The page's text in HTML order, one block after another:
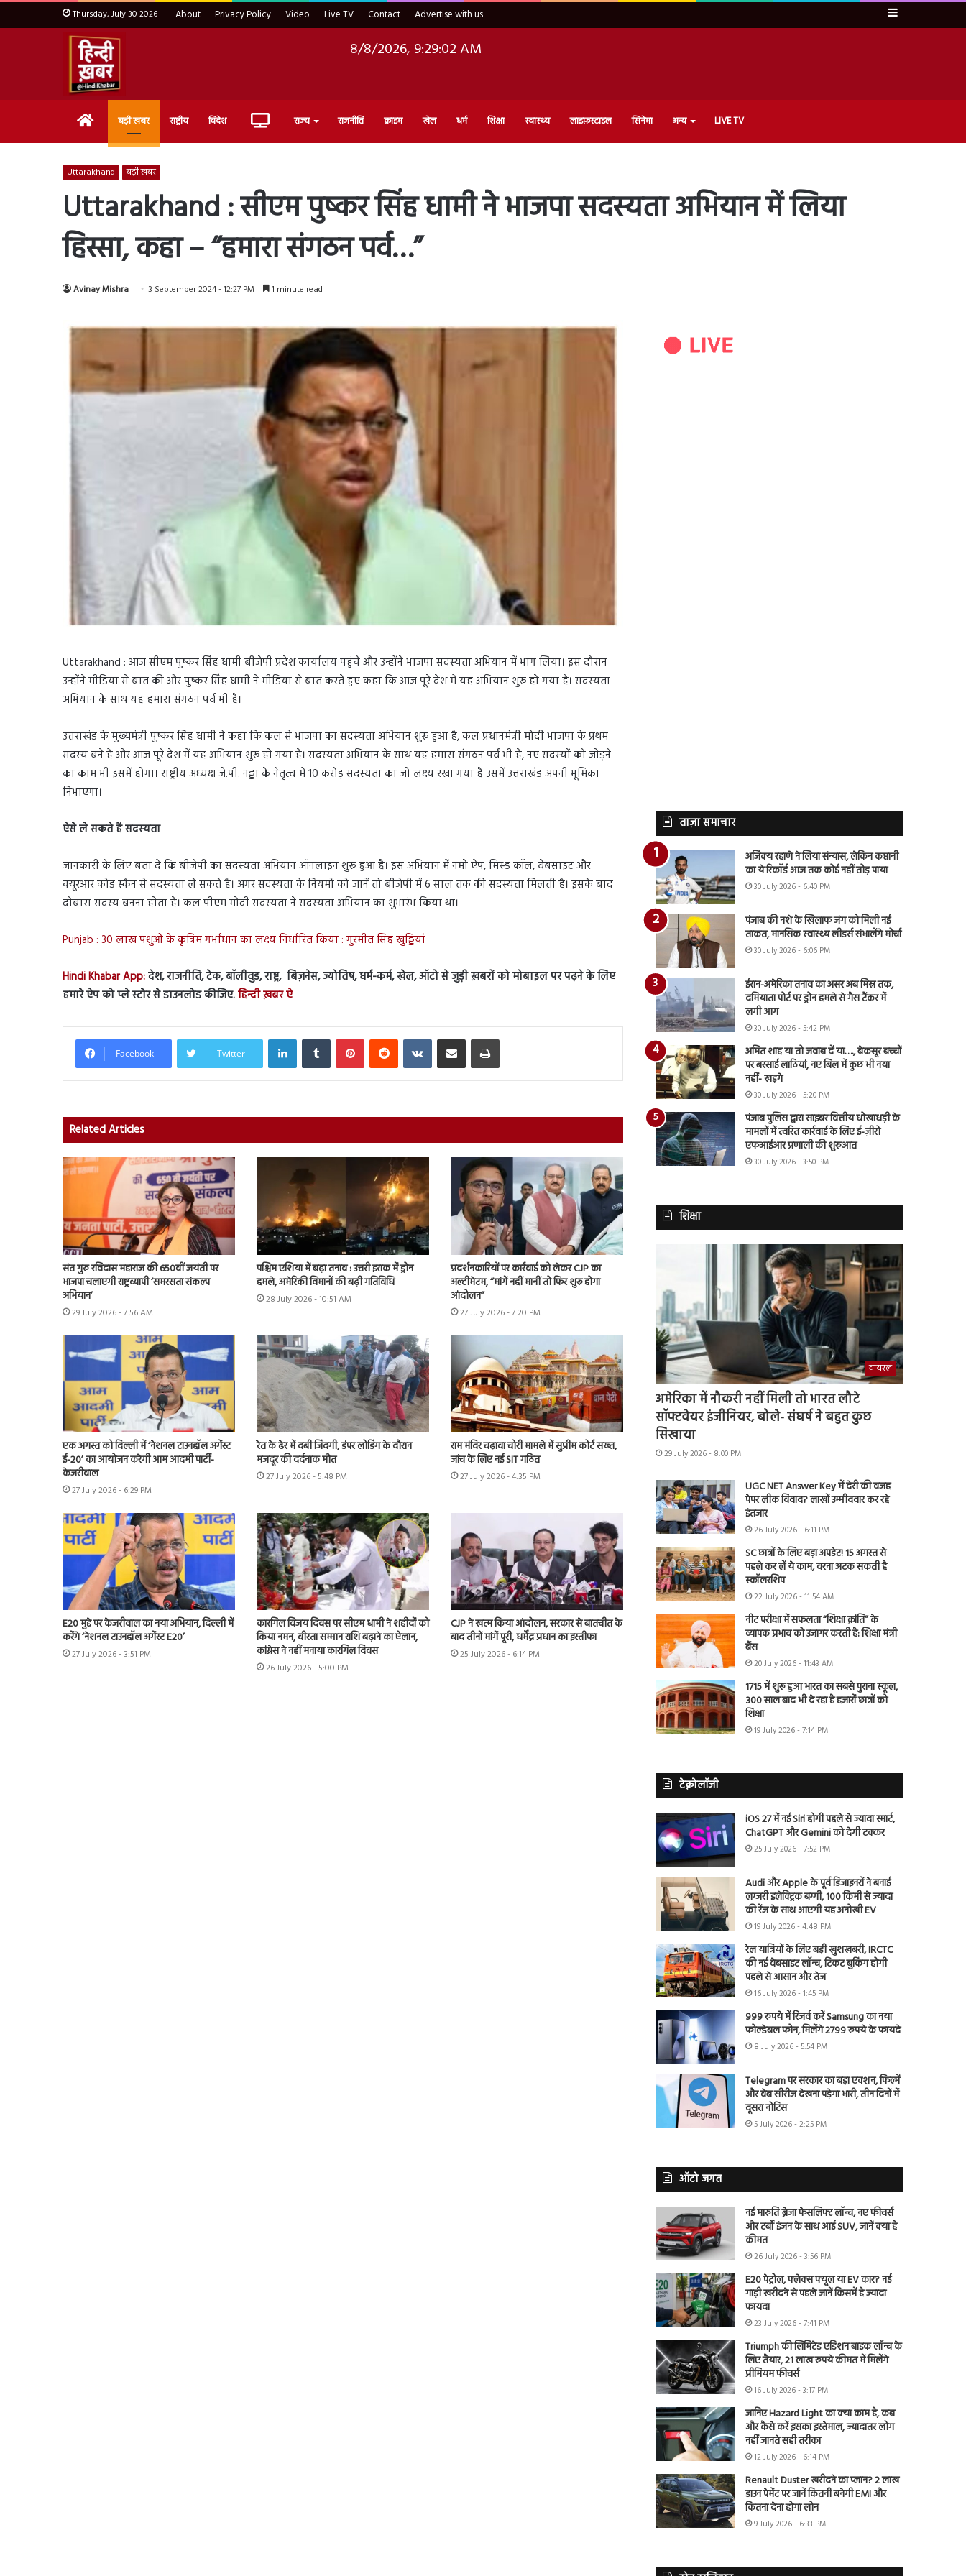
Thursday, July 30 2026 About Privacy Policy Video Live TV Contact Advertise with us Sidebar
8/8/2026, 9:29:04 AM
Home बड़ी ख़बर राष्ट्रीय विदेश Live राज्य राजनीति क्राइम खेल धर्म शिक्षा स्वास्थ्य लाइफ़स्टाइल सिनेमा अन्य LIVE TV
Uttarakhand बड़ी ख़बर
Uttarakhand : सीएम पुष्कर सिंह धामी ने भाजपा सदस्यता अभियान में लिया
हिस्सा, कहा – “हमारा संगठन पर्व…”
Avinay Mishra 3 September 2024 - 12:27 PM 1 minute read
Uttarakhand : आज सीएम पुष्कर सिंह धामी बीजेपी प्रदेश कार्यालय पहुंचे और उन्होंने भाजपा सदस्यता अभियान में भाग लिया। इस दौरान
उन्होंने मीडिया से बात की और पुष्कर सिंह धामी ने मीडिया से बात करते हुए कहा कि आज पूरे देश में यह अभियान शुरू हो गया है। सदस्यता
अभियान के साथ यह हमारा संगठन पर्व भी है।
उत्तराखंड के मुख्यमंत्री पुष्कर सिंह धामी ने कहा कि कल से भाजपा का सदस्यता अभियान शुरू हुआ है, कल प्रधानमंत्री मोदी भाजपा के प्रथम
सदस्य बने हैं और आज पूरे देश में यह अभियान शुरू हो गया है। सदस्यता अभियान के साथ यह हमारा संगठन पर्व भी है, नए सदस्यों को जोड़ने
का काम भी इसमें होगा। राष्ट्रीय अध्यक्ष जे.पी. नड्डा के नेतृत्व में 10 करोड़ सदस्यता का जो लक्ष्य रखा गया है उसमें उत्तराखंड अपनी भूमिका
निभाएगा।
ऐसे ले सकते हैं सदस्यता
जानकारी के लिए बता दें कि बीजेपी का सदस्यता अभियान ऑनलाइन शुरू हुआ है। इस अभियान में नमो ऐप, मिस्ड कॉल, वेबसाइट और
क्यूरआर कोड स्कैन से सदस्यता ले सकते हैं। अगर सदस्यता के नियमों को जानें तो बीजेपी में 6 साल तक की सदस्यता मिलती है। इसके बाद
दोबारा सदस्य बनना होता है। कल पीएम मोदी सदस्यता ने सदस्यता अभियान का शुभारंभ किया था।
Punjab : 30 लाख पशुओं के कृत्रिम गर्भाधान का लक्ष्य निर्धारित किया : गुरमीत सिंह खुड्डियां
Hindi Khabar App:देश, राजनीति, टेक, बॉलीवुड, राष्ट्र, बिज़नेस, ज्योतिष, धर्म-कर्म, खेल, ऑटो से जुड़ी ख़बरों को मोबाइल पर पढ़ने के लिए
हमारे ऐप को प्ले स्टोर से डाउनलोड कीजिए.हिन्दी ख़बर ऐ
Facebook Twitter
LinkedInTumblr PinterestReddit VKontakteShare via Email Print
Related Articles
संत गुरु रविदास महाराज की 650वीं जयंती पर
भाजपा चलाएगी राष्ट्रव्यापी ‘समरसता संकल्प
अभियान’
29 July 2026 - 7:56 AM
पश्चिम एशिया में बढ़ा तनाव : उत्तरी इराक में ड्रोन
हमले, अमेरिकी विमानों की बढ़ी गतिविधि
28 July 2026 - 10:51 AM
प्रदर्शनकारियों पर कार्रवाई को लेकर CJP का
अल्टीमेटम, “मांगें नहीं मानीं तो फिर शुरू होगा
आंदोलन”
27 July 2026 - 7:20 PM
एक अगस्त को दिल्ली में ‘नेशनल टाउनहॉल अगेंस्ट
ई-20’ का आयोजन करेगी आम आदमी पार्टी-
केजरीवाल
27 July 2026 - 6:29 PM
रेत के ढेर में दबी जिंदगी, डंपर लोडिंग के दौरान
मजदूर की दर्दनाक मौत
27 July 2026 - 5:48 PM
राम मंदिर चढ़ावा चोरी मामले में सुप्रीम कोर्ट सख्त,
जांच के लिए नई SIT गठित
27 July 2026 - 4:35 PM
E20 मुद्दे पर केजरीवाल का नया अभियान, दिल्ली में
करेंगे ‘नेशनल टाउनहॉल अगेंस्ट E20’
27 July 2026 - 3:51 PM
कारगिल विजय दिवस पर सीएम धामी ने शहीदों को
किया नमन, वीरता सम्मान राशि बढ़ाने का ऐलान,
कांग्रेस ने नहीं मनाया कारगिल दिवस
26 July 2026 - 5:00 PM
CJP ने खत्म किया आंदोलन, सरकार से बातचीत के
बाद तीनों मांगें पूरी, धर्मेंद्र प्रधान का इस्तीफा
25 July 2026 - 6:14 PM
ताज़ा समाचार
अजिंक्य रहाणे ने लिया संन्यास, लेकिन कप्तानी
का ये रिकॉर्ड आज तक कोई नहीं तोड़ पाया
30 July 2026 - 6:40 PM
पंजाब की नशे के खिलाफ जंग को मिली नई
ताकत, मानसिक स्वास्थ्य लीडर्स संभालेंगे मोर्चा
30 July 2026 - 6:06 PM
ईरान-अमेरिका तनाव का असर अब मिस्र तक,
दमियाता पोर्ट पर ड्रोन हमले से गैस टैंकर में
लगी आग
30 July 2026 - 5:42 PM
अमित शाह या तो जवाब दें या…., बेकसूर बच्चों
पर बरसाई लाठियां, नए बिल में कुछ भी नया
नहीं- खड़गे
30 July 2026 - 5:20 PM
पंजाब पुलिस द्वारा साइबर वित्तीय धोखाधड़ी के
मामलों में त्वरित कार्रवाई के लिए ई-ज़ीरो
एफआईआर प्रणाली की शुरुआत
30 July 2026 - 3:50 PM
शिक्षा
वायरल
अमेरिका में नौकरी नहीं मिली तो भारत लौटे
सॉफ्टवेयर इंजीनियर, बोले- संघर्ष ने बहुत कुछ
सिखाया
29 July 2026 - 8:00 PM
UGC NET Answer Key में देरी की वजह
पेपर लीक विवाद? लाखों उम्मीदवार कर रहे
इंतजार
26 July 2026 - 6:11 PM
SC छात्रों के लिए बड़ा अपडेट! 15 अगस्त से
पहले कर लें ये काम, वरना अटक सकती है
स्कॉलरशिप
22 July 2026 - 11:54 AM
नीट परीक्षा में सफलता “शिक्षा क्रांति” के
व्यापक प्रभाव को उजागर करती है: शिक्षा मंत्री
बैंस
20 July 2026 - 11:43 AM
1715 में शुरू हुआ भारत का सबसे पुराना स्कूल,
300 साल बाद भी दे रहा है हजारों छात्रों को
शिक्षा
19 July 2026 - 7:14 PM
टेक्नोलॉजी
iOS 27 में नई Siri होगी पहले से ज्यादा स्मार्ट,
ChatGPT और Gemini को देगी टक्कर
25 July 2026 - 7:52 PM
Audi और Apple के पूर्व डिजाइनरों ने बनाई
लग्जरी इलेक्ट्रिक बग्गी, 100 किमी से ज्यादा
की रेंज के साथ आएगी यह अनोखी EV
19 July 2026 - 4:48 PM
रेल यात्रियों के लिए बड़ी खुशखबरी, IRCTC
की नई वेबसाइट लॉन्च, टिकट बुकिंग होगी
पहले से आसान और तेज
16 July 2026 - 1:45 PM
999 रुपये में रिजर्व करें Samsung का नया
फोल्डेबल फोन, मिलेंगे 2799 रुपये के फायदे
8 July 2026 - 5:54 PM
Telegram पर सरकार का बड़ा एक्शन, फिल्में
और वेब सीरीज देखना पड़ेगा भारी, तीन दिनों में
दूसरा नोटिस
5 July 2026 - 2:25 PM
ऑटो जगत
नई मारुति ब्रेजा फेसलिफ्ट लॉन्च, नए फीचर्स
और टर्बो इंजन के साथ आई SUV, जानें क्या है
कीमत
26 July 2026 - 3:56 PM
E20 पेट्रोल, फ्लेक्स फ्यूल या EV कार? नई
गाड़ी खरीदने से पहले जानें किसमें है ज्यादा
फायदा
23 July 2026 - 7:41 PM
Triumph की लिमिटेड एडिशन बाइक लॉन्च के
लिए तैयार, 21 लाख रुपये कीमत में मिलेंगे
प्रीमियम फीचर्स
16 July 2026 - 3:17 PM
जानिए Hazard Light का क्या काम है, कब
और कैसे करें इसका इस्तेमाल, ज्यादातर लोग
नहीं जानते सही तरीका
12 July 2026 - 6:14 PM
Renault Duster खरीदने का प्लान? 2 लाख
डाउन पेमेंट पर जानें कितनी बनेगी EMI और
कितना देना होगा लोन
9 July 2026 - 6:33 PM